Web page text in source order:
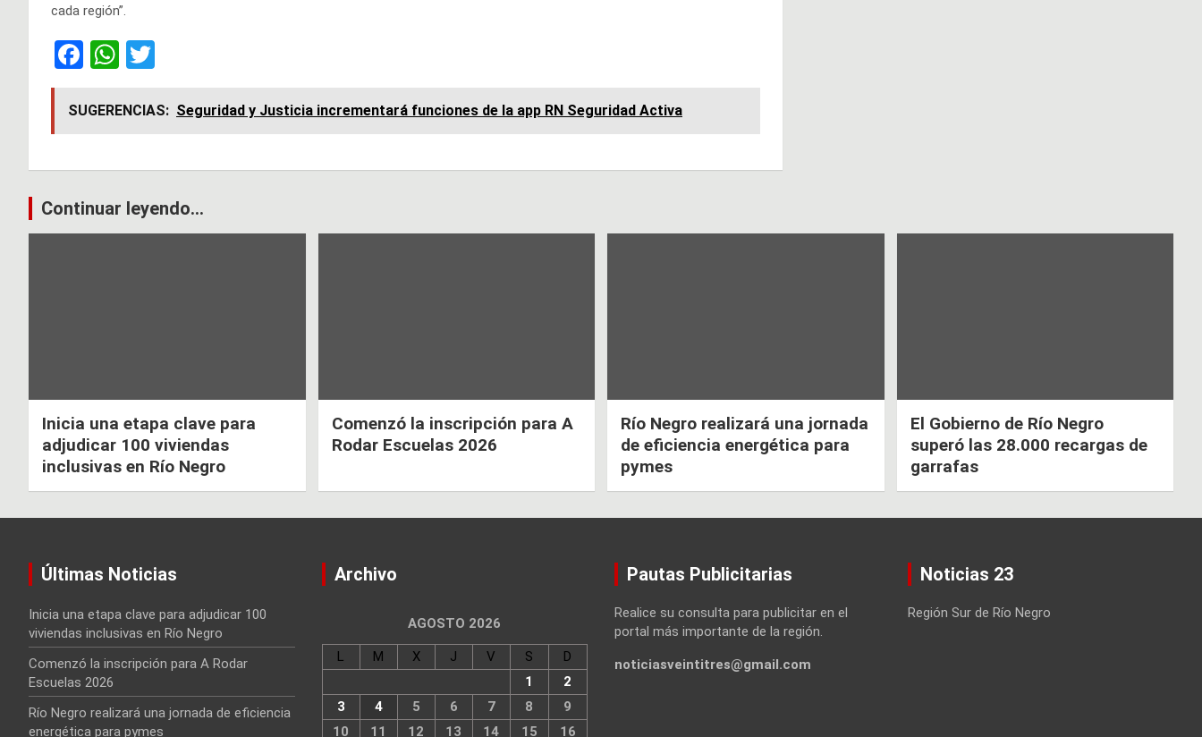
cada región”.
F
a
ce
b
o
o
k
W
h
at
s
A
p
p
wi
tt
er
SUGERENCIAS: Seguridad y Justicia incrementará funciones de la app RN Seguridad Activa
Navegación
Continuar leyendo...
Inicia una etapa clave para
adjudicar 100 viviendas
inclusivas en Río Negro
Comenzó la inscripción para A
Rodar Escuelas 2026
Río Negro realizará una jornada
de eficiencia energética para
pymes
El Gobierno de Río Negro
superó las 28.000 recargas de
garrafas
Últimas Noticias
Inicia una etapa clave para adjudicar 100
viviendas inclusivas en Río Negro
Comenzó la inscripción para A Rodar
Escuelas 2026
Río Negro realizará una jornada de eficiencia
energética para pymes
Archivo
AGOSTO 2026
L M X J V S
D
1
2
3
4 5 6 7 8
9
10
11 12 13 14 15 16
Pautas Publicitarias
Realice su consulta para publicitar en el
portal más importante de la región.
noticiasveintitres@gmail.com
Noticias 23
Región Sur de Río Negro